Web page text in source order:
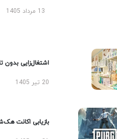
13 مرداد 1405
اشتغال‌زایی بدون
20 تیر 1405
بازیابی اکانت